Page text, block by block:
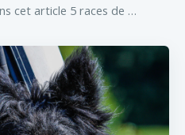
cet article 5 races de …